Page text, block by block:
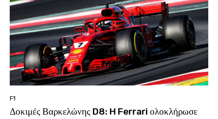
F1
Δοκιμές Βαρκελώνης D8: H Ferrari ολοκλήρωσε